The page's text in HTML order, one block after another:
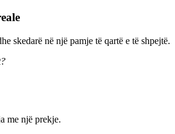
skedarë në një pamje të qartë e të shpejtë.
me një prekje.